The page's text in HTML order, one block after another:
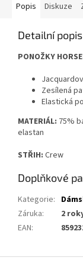
Popis Diskuze
Detailní
PONOŽKY
Zesílená
Elastická
MATERIÁL: 75%
elastan
STŘIH: Crew
Doplňkové
Kategorie:
Záruka:
2
EAN: